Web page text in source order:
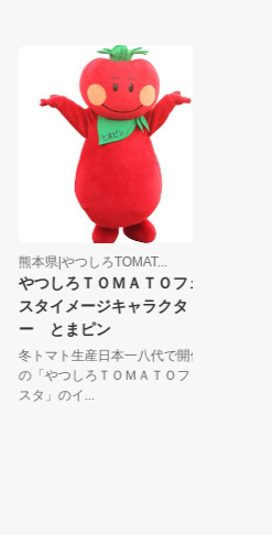
熊本県|やつしろTOMAT...
やつしろＴＯＭＡＴＯフェ
スタイメージキャラクタ
ー とまピン
冬トマト生産日本一八代で開催
の「やつしろＴＯＭＡＴＯフェ
スタ」のイ...